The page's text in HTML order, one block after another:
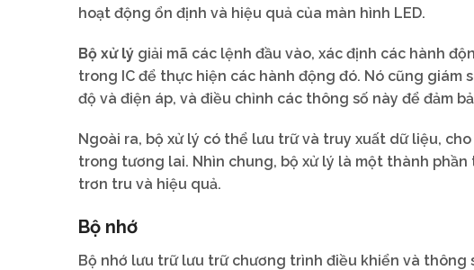
hoạt động ổn định và hiệu quả của màn hình LED.
Bộ xử lý giải mã các lệnh đầu vào, xác định các hành
trong IC để thực hiện các hành động đó. Nó cũng giám
độ và điện áp, và điều chỉnh các thông số này để đảm
Ngoài ra, bộ xử lý có thể lưu trữ và truy xuất dữ liệu,
trong tương lai. Nhìn chung, bộ xử lý là một thành
trơn tru và hiệu quả.
Bộ nhớ
Bộ nhớ lưu trữ lưu trữ chương trình điều khiển và